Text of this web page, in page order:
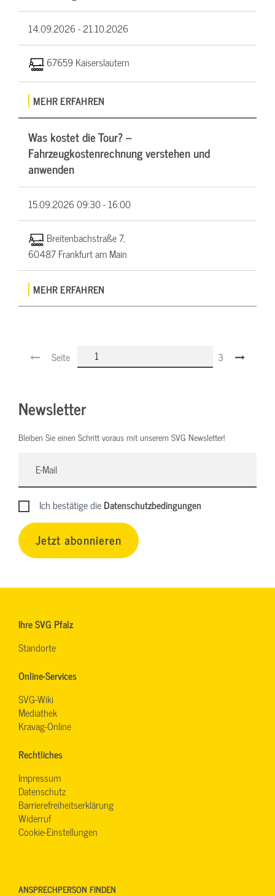
14.09.2026 -21.10.2026
67659 Kaiserslautern
MEHR ERFAHREN
Was kostet die Tour? –
Fahrzeugkostenrechnung verstehen und
anwenden
15.09.202609:30 - 16:00
Breitenbachstraße 7,
60487 Frankfurt am Main
MEHR ERFAHREN
Seite 3
Newsletter
Bleiben Sie einen Schritt voraus mit unserem SVG Newsletter!
Ich bestätige dieDatenschutzbedingungen
Jetzt abonnieren
Ihre SVG Pfalz
Standorte
Online-Services
SVG-Wiki
Mediathek
Kravag-Online
Rechtliches
Impressum
Datenschutz
Barrierefreiheitserklärung
Widerruf
Cookie-Einstellungen
ANSPRECHPERSON FINDEN